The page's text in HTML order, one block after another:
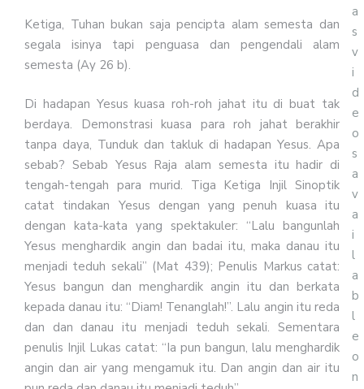
Ketiga, Tuhan bukan saja pencipta alam semesta dan
segala isinya tapi penguasa dan pengendali alam
semesta (Ay 26 b).
Di hadapan Yesus kuasa roh-roh jahat itu di buat tak
berdaya. Demonstrasi kuasa para roh jahat berakhir
tanpa daya, Tunduk dan takluk di hadapan Yesus. Apa
sebab? Sebab Yesus Raja alam semesta itu hadir di
tengah-tengah para murid. Tiga Ketiga Injil Sinoptik
catat tindakan Yesus dengan yang penuh kuasa itu
dengan kata-kata yang spektakuler: “Lalu bangunlah
Yesus menghardik angin dan badai itu, maka danau itu
menjadi teduh sekali” (Mat 439); Penulis Markus catat:
Yesus bangun dan menghardik angin itu dan berkata
kepada danau itu: “Diam! Tenanglah!”. Lalu angin itu reda
dan dan danau itu menjadi teduh sekali. Sementara
penulis Injil Lukas catat: “Ia pun bangun, lalu menghardik
angin dan air yang mengamuk itu. Dan angin dan air itu
a
s
v
i
d
e
o
s
a
v
a
i
l
a
b
l
e
o
n